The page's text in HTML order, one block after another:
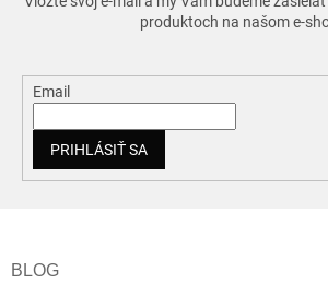
p
i
u
produktoch na našom e-
Email
PRIHLÁSIŤ SA